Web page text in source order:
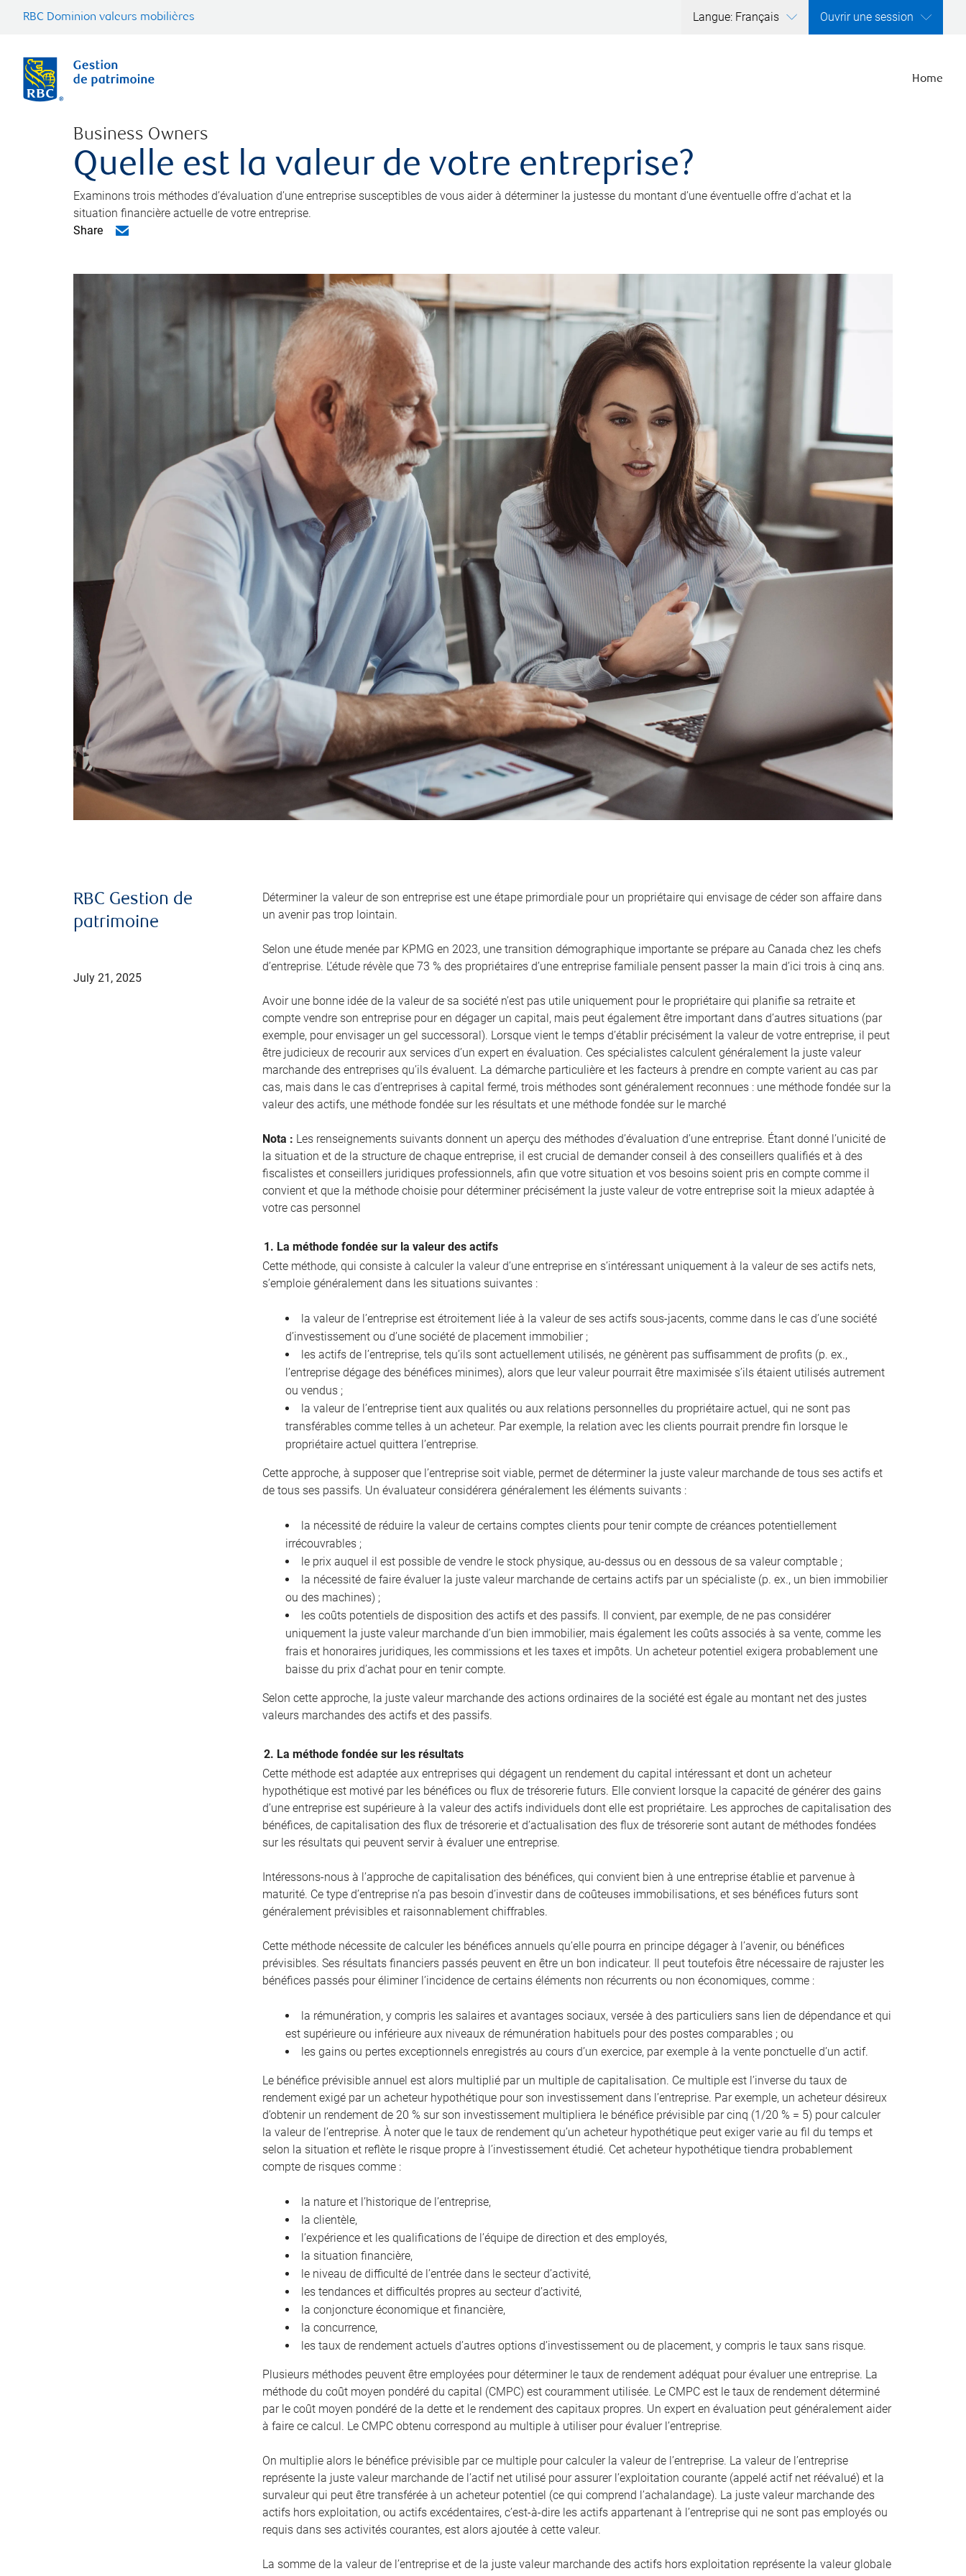
RBC Dominion valeurs mobilières Langue: Français Ouvrir une session
Home
Business Owners
Quelle est la valeur de votre entreprise?
Examinons trois méthodes d’évaluation d’une entreprise susceptibles de vous aider à déterminer la justesse du montant d’une éventuelle offre d’achat et la
situation financière actuelle de votre entreprise.
Share
RBC Gestion de
patrimoine
July 21, 2025
Déterminer la valeur de son entreprise est une étape primordiale pour un propriétaire qui envisage de céder son affaire dans
un avenir pas trop lointain.
Selon une étude menée par KPMG en 2023, une transition démographique importante se prépare au Canada chez les chefs
d’entreprise. L’étude révèle que 73 % des propriétaires d’une entreprise familiale pensent passer la main d’ici trois à cinq ans.
Avoir une bonne idée de la valeur de sa société n’est pas utile uniquement pour le propriétaire qui planifie sa retraite et
compte vendre son entreprise pour en dégager un capital, mais peut également être important dans d’autres situations (par
exemple, pour envisager un gel successoral). Lorsque vient le temps d’établir précisément la valeur de votre entreprise, il peut
être judicieux de recourir aux services d’un expert en évaluation. Ces spécialistes calculent généralement la juste valeur
marchande des entreprises qu’ils évaluent. La démarche particulière et les facteurs à prendre en compte varient au cas par
cas, mais dans le cas d’entreprises à capital fermé, trois méthodes sont généralement reconnues : une méthode fondée sur la
valeur des actifs, une méthode fondée sur les résultats et une méthode fondée sur le marché
Nota : Les renseignements suivants donnent un aperçu des méthodes d’évaluation d’une entreprise. Étant donné l’unicité de
la situation et de la structure de chaque entreprise, il est crucial de demander conseil à des conseillers qualifiés et à des
fiscalistes et conseillers juridiques professionnels, afin que votre situation et vos besoins soient pris en compte comme il
convient et que la méthode choisie pour déterminer précisément la juste valeur de votre entreprise soit la mieux adaptée à
votre cas personnel
1. La méthode fondée sur la valeur des actifs
Cette méthode, qui consiste à calculer la valeur d’une entreprise en s’intéressant uniquement à la valeur de ses actifs nets,
s’emploie généralement dans les situations suivantes :
la valeur de l’entreprise est étroitement liée à la valeur de ses actifs sous-jacents, comme dans le cas d’une société
d’investissement ou d’une société de placement immobilier ;
les actifs de l’entreprise, tels qu’ils sont actuellement utilisés, ne génèrent pas suffisamment de profits (p. ex.,
l’entreprise dégage des bénéfices minimes), alors que leur valeur pourrait être maximisée s’ils étaient utilisés autrement
ou vendus ;
la valeur de l’entreprise tient aux qualités ou aux relations personnelles du propriétaire actuel, qui ne sont pas
transférables comme telles à un acheteur. Par exemple, la relation avec les clients pourrait prendre fin lorsque le
propriétaire actuel quittera l’entreprise.
Cette approche, à supposer que l’entreprise soit viable, permet de déterminer la juste valeur marchande de tous ses actifs et
de tous ses passifs. Un évaluateur considérera généralement les éléments suivants :
la nécessité de réduire la valeur de certains comptes clients pour tenir compte de créances potentiellement
irrécouvrables ;
le prix auquel il est possible de vendre le stock physique, au-dessus ou en dessous de sa valeur comptable ;
la nécessité de faire évaluer la juste valeur marchande de certains actifs par un spécialiste (p. ex., un bien immobilier
ou des machines) ;
les coûts potentiels de disposition des actifs et des passifs. Il convient, par exemple, de ne pas considérer
uniquement la juste valeur marchande d’un bien immobilier, mais également les coûts associés à sa vente, comme les
frais et honoraires juridiques, les commissions et les taxes et impôts. Un acheteur potentiel exigera probablement une
baisse du prix d’achat pour en tenir compte.
Selon cette approche, la juste valeur marchande des actions ordinaires de la société est égale au montant net des justes
valeurs marchandes des actifs et des passifs.
2. La méthode fondée sur les résultats
Cette méthode est adaptée aux entreprises qui dégagent un rendement du capital intéressant et dont un acheteur
hypothétique est motivé par les bénéfices ou flux de trésorerie futurs. Elle convient lorsque la capacité de générer des gains
d’une entreprise est supérieure à la valeur des actifs individuels dont elle est propriétaire. Les approches de capitalisation des
bénéfices, de capitalisation des flux de trésorerie et d’actualisation des flux de trésorerie sont autant de méthodes fondées
sur les résultats qui peuvent servir à évaluer une entreprise.
Intéressons-nous à l’approche de capitalisation des bénéfices, qui convient bien à une entreprise établie et parvenue à
maturité. Ce type d’entreprise n’a pas besoin d’investir dans de coûteuses immobilisations, et ses bénéfices futurs sont
généralement prévisibles et raisonnablement chiffrables.
Cette méthode nécessite de calculer les bénéfices annuels qu’elle pourra en principe dégager à l’avenir, ou bénéfices
prévisibles. Ses résultats financiers passés peuvent en être un bon indicateur. Il peut toutefois être nécessaire de rajuster les
bénéfices passés pour éliminer l’incidence de certains éléments non récurrents ou non économiques, comme :
la rémunération, y compris les salaires et avantages sociaux, versée à des particuliers sans lien de dépendance et qui
est supérieure ou inférieure aux niveaux de rémunération habituels pour des postes comparables ; ou
les gains ou pertes exceptionnels enregistrés au cours d’un exercice, par exemple à la vente ponctuelle d’un actif.
Le bénéfice prévisible annuel est alors multiplié par un multiple de capitalisation. Ce multiple est l’inverse du taux de
rendement exigé par un acheteur hypothétique pour son investissement dans l’entreprise. Par exemple, un acheteur désireux
d’obtenir un rendement de 20 % sur son investissement multipliera le bénéfice prévisible par cinq (1/20 % = 5) pour calculer
la valeur de l’entreprise. À noter que le taux de rendement qu’un acheteur hypothétique peut exiger varie au fil du temps et
selon la situation et reflète le risque propre à l’investissement étudié. Cet acheteur hypothétique tiendra probablement
compte de risques comme :
la nature et l’historique de l’entreprise,
la clientèle,
l’expérience et les qualifications de l’équipe de direction et des employés,
la situation financière,
le niveau de difficulté de l’entrée dans le secteur d’activité,
les tendances et difficultés propres au secteur d’activité,
la conjoncture économique et financière,
la concurrence,
les taux de rendement actuels d’autres options d’investissement ou de placement, y compris le taux sans risque.
Plusieurs méthodes peuvent être employées pour déterminer le taux de rendement adéquat pour évaluer une entreprise. La
méthode du coût moyen pondéré du capital (CMPC) est couramment utilisée. Le CMPC est le taux de rendement déterminé
par le coût moyen pondéré de la dette et le rendement des capitaux propres. Un expert en évaluation peut généralement aider
à faire ce calcul. Le CMPC obtenu correspond au multiple à utiliser pour évaluer l’entreprise.
On multiplie alors le bénéfice prévisible par ce multiple pour calculer la valeur de l’entreprise. La valeur de l’entreprise
représente la juste valeur marchande de l’actif net utilisé pour assurer l’exploitation courante (appelé actif net réévalué) et la
survaleur qui peut être transférée à un acheteur potentiel (ce qui comprend l’achalandage). La juste valeur marchande des
actifs hors exploitation, ou actifs excédentaires, c’est-à-dire les actifs appartenant à l’entreprise qui ne sont pas employés ou
requis dans ses activités courantes, est alors ajoutée à cette valeur.
La somme de la valeur de l’entreprise et de la juste valeur marchande des actifs hors exploitation représente la valeur globale